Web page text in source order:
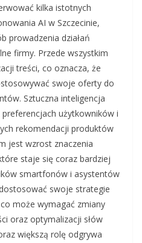
kilka istotnych
AI w Szczecinie,
prowadzenia działań
firmy. Przede wszystkim
treści, co oznacza, że
swoje oferty do
Sztuczna inteligencja
użytkowników i
rekomendacji produktów
jest wzrost znaczenia
staje się coraz bardziej
smartfonów i asystentów
swoje strategie
może wymagać zmiany
oraz optymalizacji słów
większą rolę odgrywa